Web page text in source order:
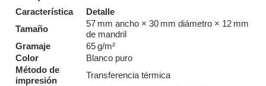
Característica
Detalle
Tamaño
57 mm ancho × 30 mm diámetro × 12 mm
de mandril
Gramaje
65 g/m²
Color
Blanco puro
Método de
impresión
Transferencia térmica